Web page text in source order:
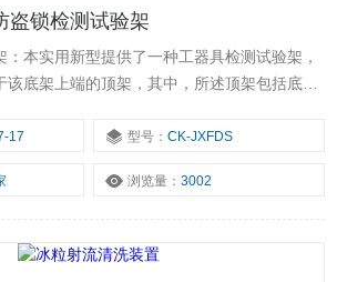
盗锁检测试验架
本实用新型提供了一种工器具检测试验架，
该底架上端的顶架，其中，所述顶架包括底
*横梁上；*横梁上设置有*滑轮，底座上设置有
17 型号：CK-JXFDS
浏览量：3002